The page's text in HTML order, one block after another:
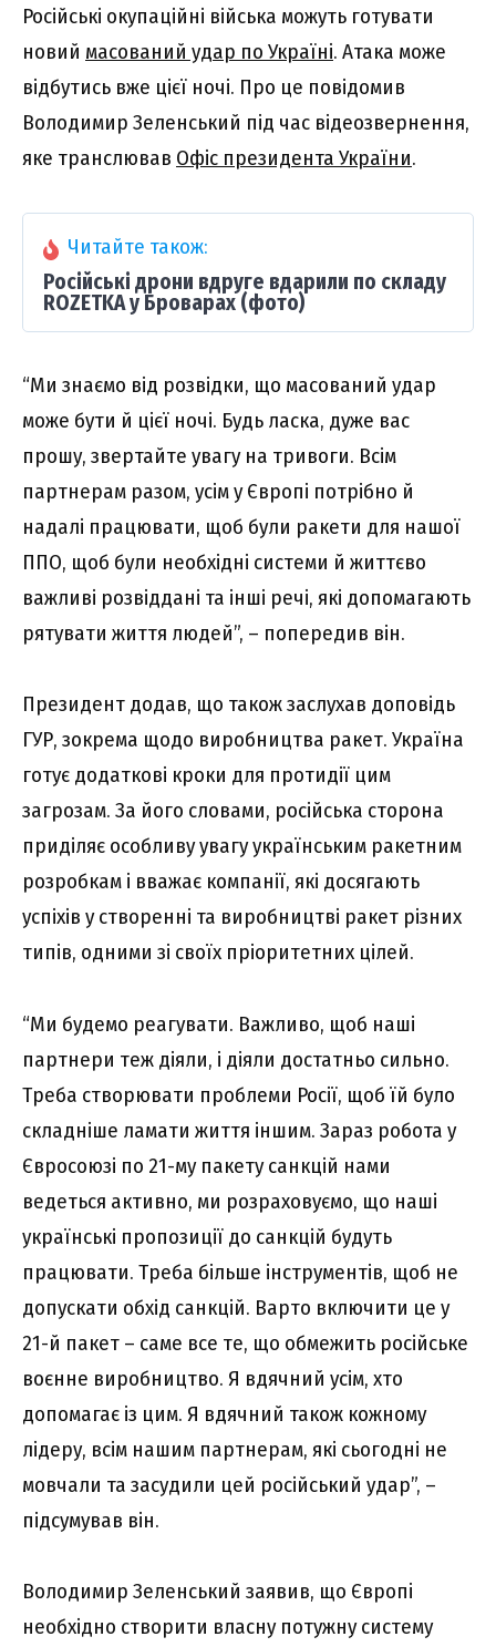
Російські окупаційні війська можуть готувати
новий масований удар по Україні. Атака може
відбутись вже цієї ночі. Про це повідомив
Володимир Зеленський під час відеозвернення,
яке транслював Офіс президента України.
Читайте також:
Російські дрони вдруге вдарили по складу
ROZETKA у Броварах (фото)
“Ми знаємо від розвідки, що масований удар
може бути й цієї ночі. Будь ласка, дуже вас
прошу, звертайте увагу на тривоги. Всім
партнерам разом, усім у Європі потрібно й
надалі працювати, щоб були ракети для нашої
ППО, щоб були необхідні системи й життєво
важливі розвіддані та інші речі, які допомагають
рятувати життя людей”, – попередив він.
Президент додав, що також заслухав доповідь
ГУР, зокрема щодо виробництва ракет. Україна
готує додаткові кроки для протидії цим
загрозам. За його словами, російська сторона
приділяє особливу увагу українським ракетним
розробкам і вважає компанії, які досягають
успіхів у створенні та виробництві ракет різних
типів, одними зі своїх пріоритетних цілей.
“Ми будемо реагувати. Важливо, щоб наші
партнери теж діяли, і діяли достатньо сильно.
Треба створювати проблеми Росії, щоб їй було
складніше ламати життя іншим. Зараз робота у
Євросоюзі по 21-му пакету санкцій нами
ведеться активно, ми розраховуємо, що наші
українські пропозиції до санкцій будуть
працювати. Треба більше інструментів, щоб не
допускати обхід санкцій. Варто включити це у
21-й пакет – саме все те, що обмежить російське
воєнне виробництво. Я вдячний усім, хто
допомагає із цим. Я вдячний також кожному
лідеру, всім нашим партнерам, які сьогодні не
мовчали та засудили цей російський удар”, –
підсумував він.
Володимир Зеленський заявив, що Європі
необхідно створити власну потужну систему